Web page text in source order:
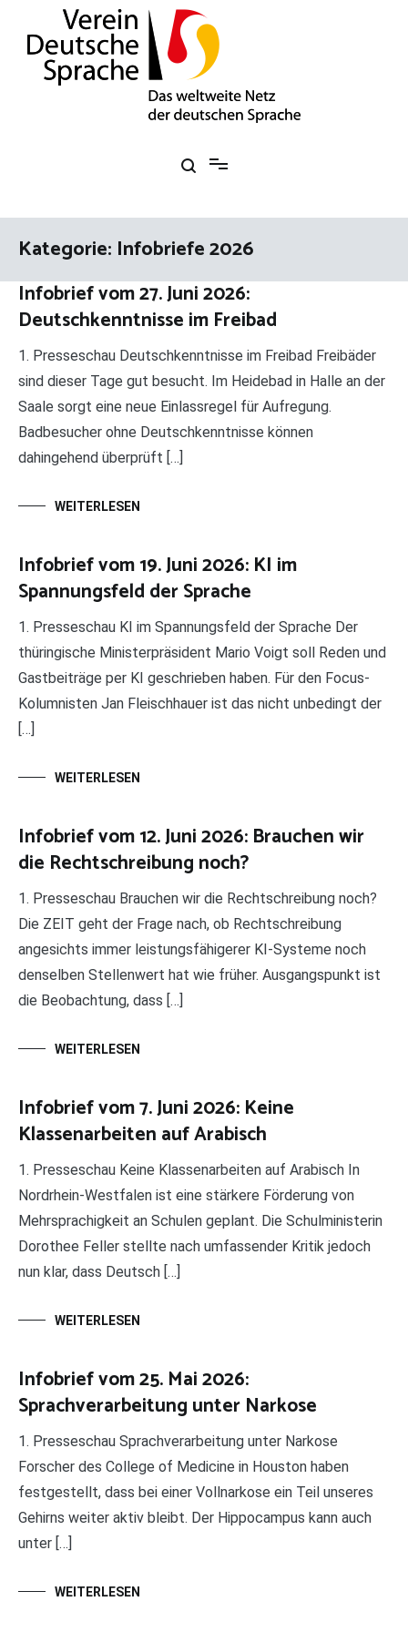
springen
Kategorie: Infobriefe 2026
Infobrief vom 27. Juni 2026:
Deutschkenntnisse im Freibad
1. Presseschau Deutschkenntnisse im Freibad Freibäder
sind dieser Tage gut besucht. Im Heidebad in Halle an der
Saale sorgt eine neue Einlassregel für Aufregung.
Badbesucher ohne Deutschkenntnisse können
dahingehend überprüft […]
WEITERLESEN
Infobrief vom 19. Juni 2026: KI im
Spannungsfeld der Sprache
1. Presseschau KI im Spannungsfeld der Sprache Der
thüringische Ministerpräsident Mario Voigt soll Reden und
Gastbeiträge per KI geschrieben haben. Für den Focus-
Kolumnisten Jan Fleischhauer ist das nicht unbedingt der
[…]
WEITERLESEN
Infobrief vom 12. Juni 2026: Brauchen wir
die Rechtschreibung noch?
1. Presseschau Brauchen wir die Rechtschreibung noch?
Die ZEIT geht der Frage nach, ob Rechtschreibung
angesichts immer leistungsfähigerer KI-Systeme noch
denselben Stellenwert hat wie früher. Ausgangspunkt ist
die Beobachtung, dass […]
WEITERLESEN
Infobrief vom 7. Juni 2026: Keine
Klassenarbeiten auf Arabisch
1. Presseschau Keine Klassenarbeiten auf Arabisch In
Nordrhein-Westfalen ist eine stärkere Förderung von
Mehrsprachigkeit an Schulen geplant. Die Schulministerin
Dorothee Feller stellte nach umfassender Kritik jedoch
nun klar, dass Deutsch […]
WEITERLESEN
Infobrief vom 25. Mai 2026:
Sprachverarbeitung unter Narkose
1. Presseschau Sprachverarbeitung unter Narkose
Forscher des College of Medicine in Houston haben
festgestellt, dass bei einer Vollnarkose ein Teil unseres
Gehirns weiter aktiv bleibt. Der Hippocampus kann auch
unter […]
WEITERLESEN